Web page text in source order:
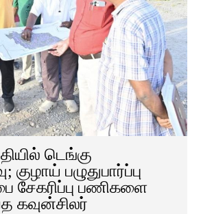
டெங்கு
குழாய் பழுதுபார்ப்பு
சேகரிப்பு பணிகளை
கவுன்சிலர்